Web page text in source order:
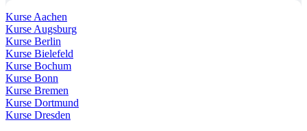
Kurse Aachen
Kurse Augsburg
Kurse Berlin
Kurse Bielefeld
Kurse Bochum
Kurse Bonn
Kurse Bremen
Kurse Dortmund
Kurse Dresden